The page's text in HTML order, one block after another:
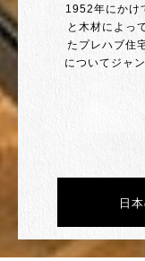
1952年にかけ
と木材によっ
たプレハブ住
についてジャ
日